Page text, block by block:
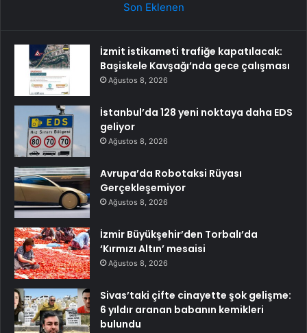
Son Eklenen
İzmit istikameti trafiğe kapatılacak:
Başiskele Kavşağı’nda gece çalışması
Ağustos 8, 2026
İstanbul’da 128 yeni noktaya daha EDS
geliyor
Ağustos 8, 2026
Avrupa’da Robotaksi Rüyası
Gerçekleşemiyor
Ağustos 8, 2026
İzmir Büyükşehir’den Torbalı’da
‘Kırmızı Altın’ mesaisi
Ağustos 8, 2026
Sivas’taki çifte cinayette şok gelişme:
6 yıldır aranan babanın kemikleri
bulundu